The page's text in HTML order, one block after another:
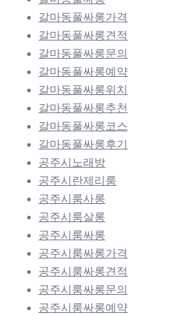
갈마동풀싸롱가격
갈마동풀싸롱견적
갈마동풀싸롱문의
갈마동풀싸롱예약
갈마동풀싸롱위치
갈마동풀싸롱추천
갈마동풀싸롱코스
갈마동풀싸롱후기
공주시노래방
공주시란제리룸
공주시룸사롱
공주시룸살롱
공주시룸싸롱
공주시룸싸롱가격
공주시룸싸롱견적
공주시룸싸롱문의
공주시룸싸롱예약